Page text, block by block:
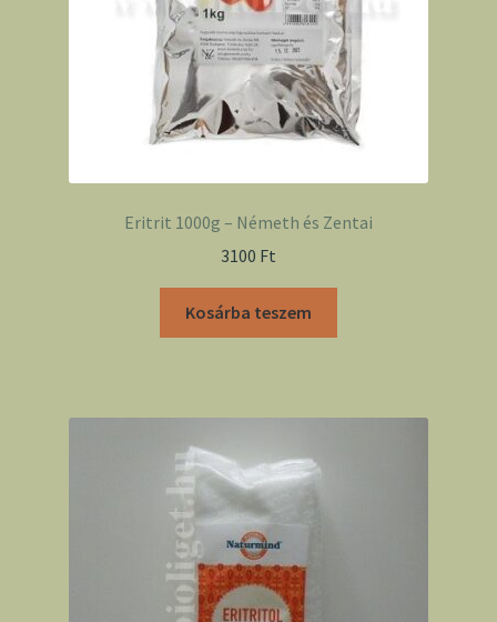
Eritrit 1000g – Németh és Zentai
3100 Ft
Kosárba teszem